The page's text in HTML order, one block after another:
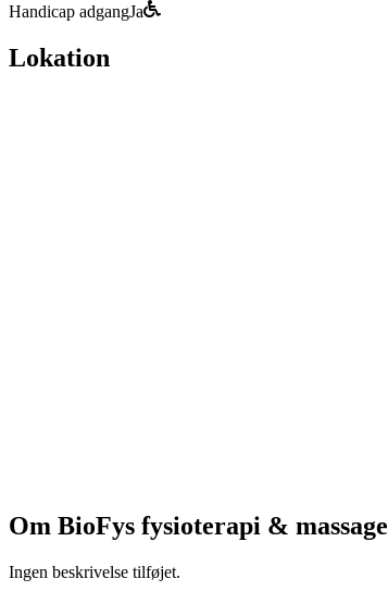
Handicap adgangJa
Lokation
Om BioFys fysioterapi & massage
Ingen beskrivelse tilføjet.